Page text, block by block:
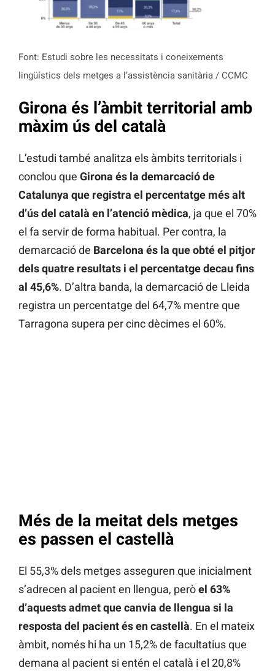
Font: Estudi sobre les necessitats i coneixements
lingüístics dels metges a l’assistència sanitària / CCMC
Girona és l’àmbit territorial amb
màxim ús del català
L’estudi també analitza els àmbits territorials i
conclou que Girona és la demarcació de
Catalunya que registra el percentatge més alt
d’ús del català en l’atenció mèdica, ja que el 70%
el fa servir de forma habitual. Per contra, la
demarcació de Barcelona és la que obté el pitjor
dels quatre resultats i el percentatge decau fins
al 45,6%. D’altra banda, la demarcació de Lleida
registra un percentatge del 64,7% mentre que
Tarragona supera per cinc dècimes el 60%.
Més de la meitat dels metges
es passen el castellà
El 55,3% dels metges asseguren que inicialment
s’adrecen al pacient en llengua, peròel 63%
d’aquests admet que canvia de llengua si la
resposta del pacient és en castellà. En el mateix
àmbit, només hi ha un 15,2% de facultatius que
demana al pacient si entén el català i el 20,8%